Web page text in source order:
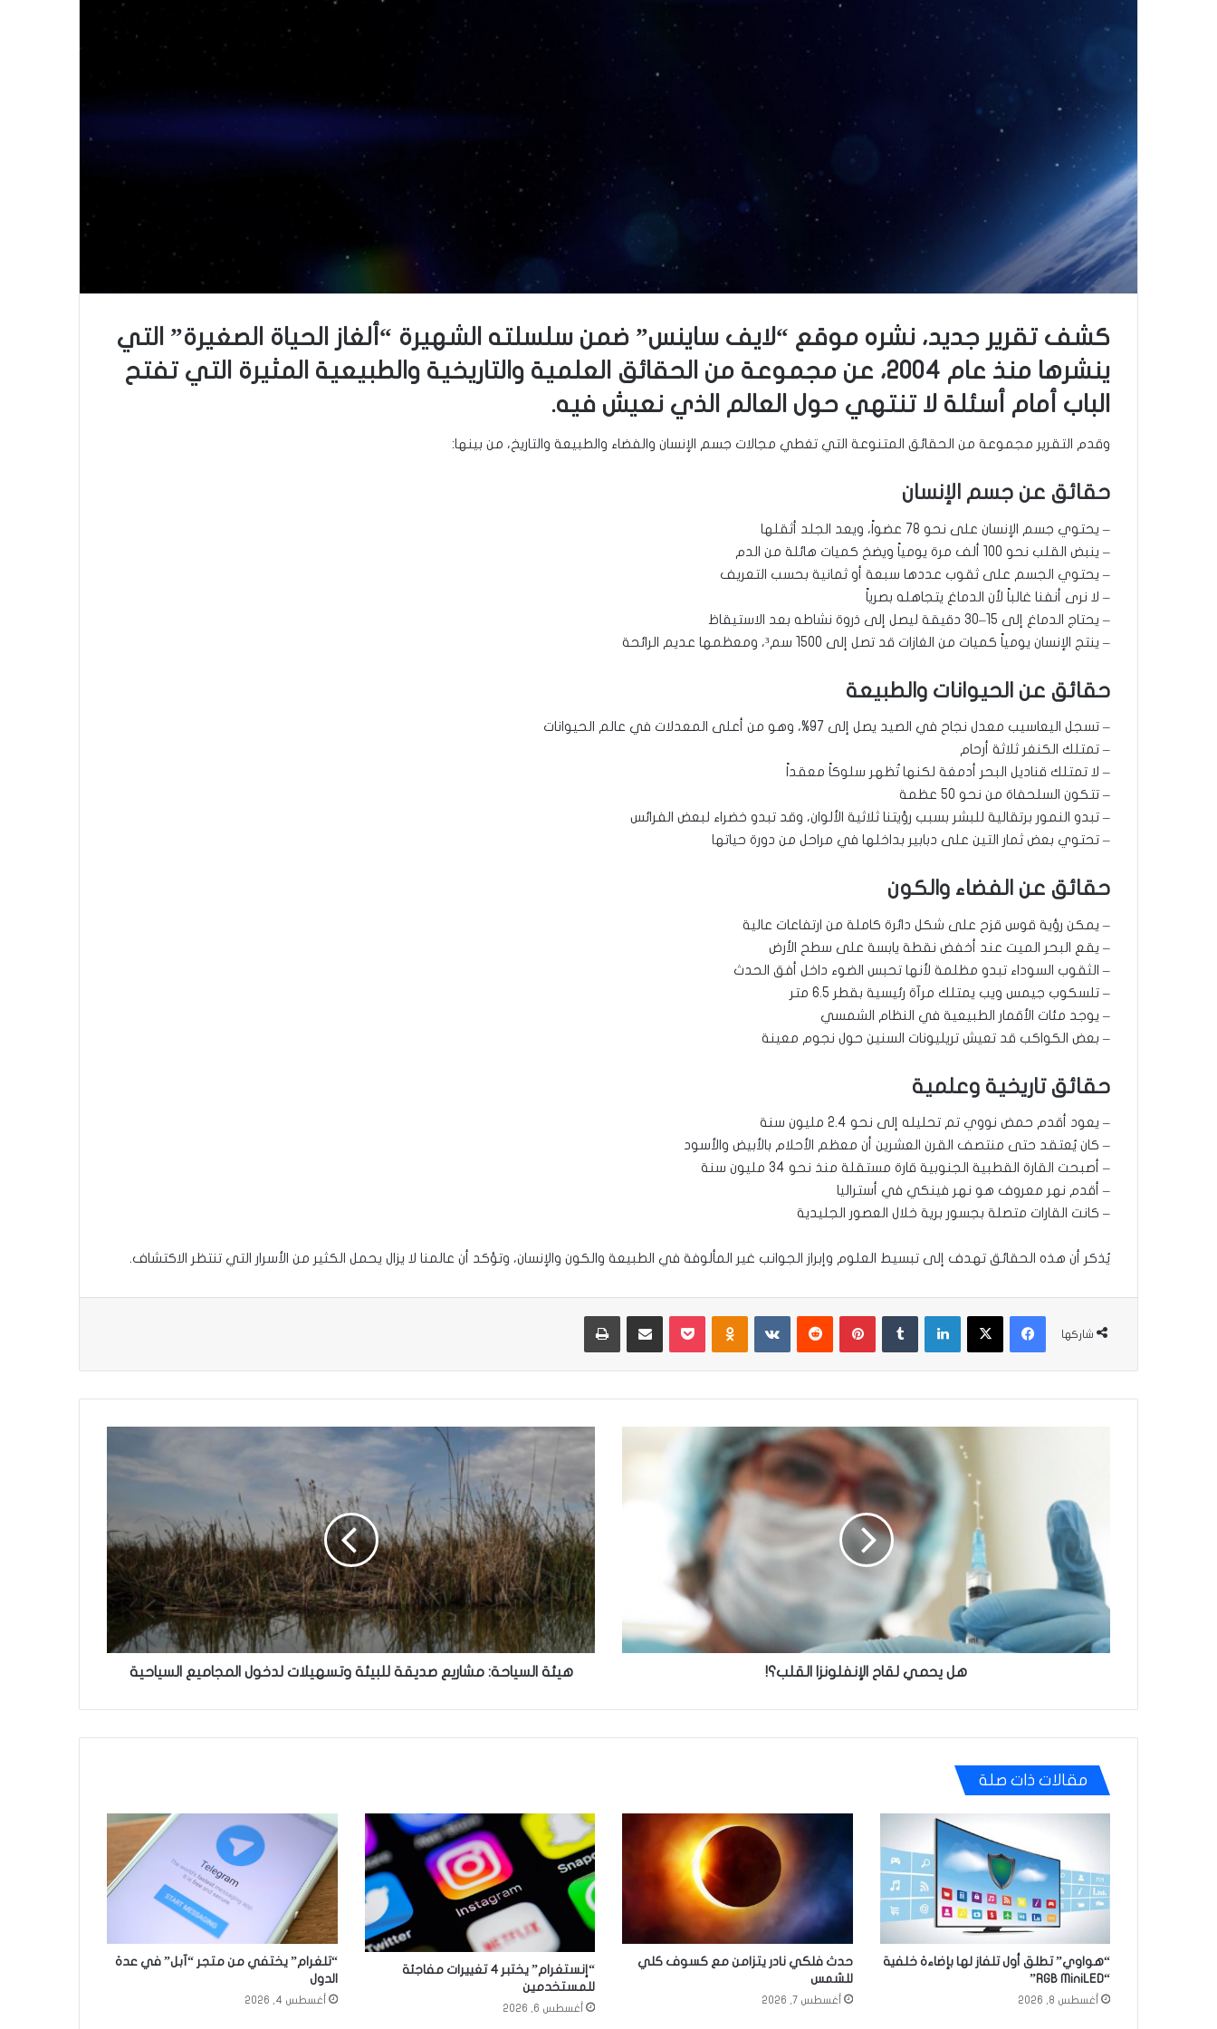
كشف تقرير جديد، نشره موقع “لايف ساينس” ضمن سلسلته الشهيرة “ألغاز الحياة الصغيرة” التي
ينشرها منذ عام 2004، عن مجموعة من الحقائق العلمية والتاريخية والطبيعية المثيرة التي تفتح
الباب أمام أسئلة لا تنتهي حول العالم الذي نعيش فيه.
وقدم التقرير مجموعة من الحقائق المتنوعة التي تغطي مجالات جسم الإنسان والفضاء والطبيعة والتاريخ، من بينها:
حقائق عن جسم الإنسان
– يحتوي جسم الإنسان على نحو 78 عضواً، ويعد الجلد أثقلها
– ينبض القلب نحو 100 ألف مرة يومياً ويضخ كميات هائلة من الدم
– يحتوي الجسم على ثقوب عددها سبعة أو ثمانية بحسب التعريف
– لا نرى أنفنا غالباً لأن الدماغ يتجاهله بصرياً
– يحتاج الدماغ إلى 15–30 دقيقة ليصل إلى ذروة نشاطه بعد الاستيقاظ
– ينتج الإنسان يومياً كميات من الغازات قد تصل إلى 1500 سم³، ومعظمها عديم الرائحة
حقائق عن الحيوانات والطبيعة
– تسجل اليعاسيب معدل نجاح في الصيد يصل إلى 97%، وهو من أعلى المعدلات في عالم الحيوانات
– تمتلك الكنغر ثلاثة أرحام
– لا تمتلك قناديل البحر أدمغة لكنها تُظهر سلوكاً معقداً
– تتكون السلحفاة من نحو 50 عظمة
– تبدو النمور برتقالية للبشر بسبب رؤيتنا ثلاثية الألوان، وقد تبدو خضراء لبعض الفرائس
– تحتوي بعض ثمار التين على دبابير بداخلها في مراحل من دورة حياتها
حقائق عن الفضاء والكون
– يمكن رؤية قوس قزح على شكل دائرة كاملة من ارتفاعات عالية
– يقع البحر الميت عند أخفض نقطة يابسة على سطح الأرض
– الثقوب السوداء تبدو مظلمة لأنها تحبس الضوء داخل أفق الحدث
– تلسكوب جيمس ويب يمتلك مرآة رئيسية بقطر 6.5 متر
– يوجد مئات الأقمار الطبيعية في النظام الشمسي
– بعض الكواكب قد تعيش تريليونات السنين حول نجوم معينة
حقائق تاريخية وعلمية
– يعود أقدم حمض نووي تم تحليله إلى نحو 2.4 مليون سنة
– كان يُعتقد حتى منتصف القرن العشرين أن معظم الأحلام بالأبيض والأسود
– أصبحت القارة القطبية الجنوبية قارة مستقلة منذ نحو 34 مليون سنة
– أقدم نهر معروف هو نهر فينكي في أستراليا
– كانت القارات متصلة بجسور برية خلال العصور الجليدية
يُذكر أن هذه الحقائق تهدف إلى تبسيط العلوم وإبراز الجوانب غير المألوفة في الطبيعة والكون والإنسان، وتؤكد أن عالمنا لا يزال يحمل الكثير من الأسرار التي تنتظر الاكتشاف.
شاركها
فيسبوك
‫X لينكدإن بينتيريست Odnoklassniki
‫Pocketمشاركة عبر البريد طباعة
القلب؟!
هل يحمي لقاح الإنفلونزا القلب؟!
صديقة
للبيئة
وتسهيلات
لدخول
المجاميع
السياحية
هيئة السياحة: مشاريع صديقة للبيئة وتسهيلات لدخول المجاميع السياحية
مقالات ذات صلة
“هواوي” تطلق أول تلفاز لها بإضاءة خلفية
“RGB MiniLED”
أغسطس 8, 2026
حدث فلكي نادر يتزامن مع كسوف كلي
للشمس
أغسطس 7, 2026
“إنستغرام” يختبر 4 تغييرات مفاجئة
للمستخدمين
أغسطس 6, 2026
“تلغرام” يختفي من متجر “آبل” في عدة
الدول
أغسطس 4, 2026